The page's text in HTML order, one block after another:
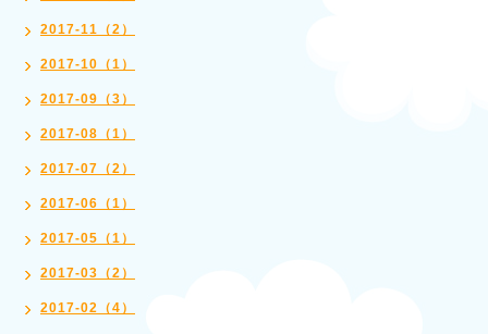
2017-11（2）
2017-10（1）
2017-09（3）
2017-08（1）
2017-07（2）
2017-06（1）
2017-05（1）
2017-03（2）
2017-02（4）